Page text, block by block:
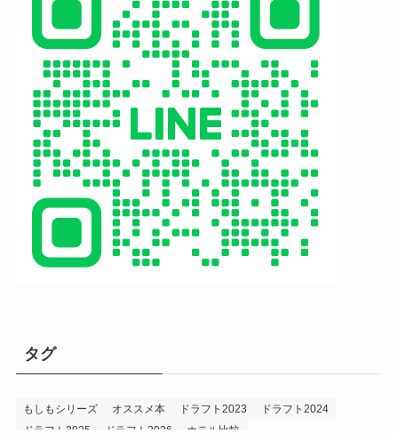
タグ
もしもシリーズ オススメ本 ドラフト2023
ドラフト2024
ドラフト2025
ドラフト2026 ホテル比較